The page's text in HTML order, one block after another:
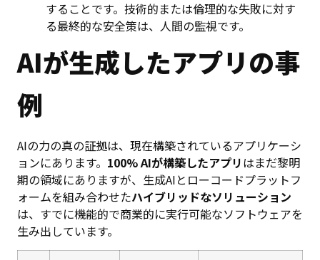
することです。技術的または倫理的な失敗に対す
る最終的な安全策は、人間の監視です。
AIが生成したアプリの事
例
AIの力の真の証拠は、現在構築されているアプリケーシ
ョンにあります。 100% AIが構築したアプリはまだ黎明
期の領域にありますが、生成AIとローコードプラットフ
ォームを組み合わせたハイブリッドなソリューション
は、すでに機能的で商業的に実行可能なソフトウェアを
生み出しています。